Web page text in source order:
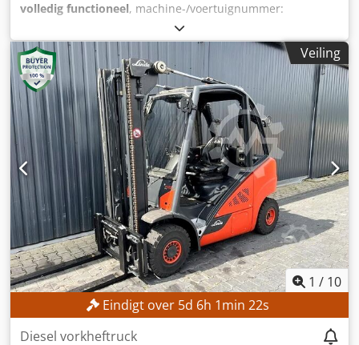
volledig functioneel, machine-/voertuignummer:
2020
draagvermogen:2.500 kg, hefhoogte:4.610 mm, vrije
hefhoogte: 1.394 mm, brandstoftype:
, masttype:
triplex, bouwhoogte:2.134 mm, Geen minimum prijs –
gegarandeerde verkoop tegen het hoogste bod!
TECHNISCHE DETAILS Draagvermogen: 2.500 kg
Lastzwaartepunt: 500 mm Hefhoogte: 4.610 mm Vrije
hefhoogte: 1.394 mm Masttype: Triplex Bouwhoogte: 2.134
mm Type voorband: Superelastische band, zwart Type
achterband: Superelastische band, zwart Staat van de
banden: 70% Crjdpfxszpyibs Aczsf MACHINE DETAILS
Aandrijf type: Diesel Bedrijfstijden: 5.061,0 uur
Motorvermogen: 45 kW Eigen gewicht: 4.648 kg
UITRUSTING - Verlichting - Zijverschuiving - Bediening met
één pedaal - 3 LED-werklampen
Veiling
1 / 10
Eindigt over 5d 6h 1min 21s
Diesel vorkheftruck